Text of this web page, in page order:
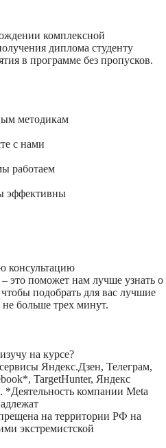
комплексной
диплома студенту
в программе без пропусков.
методикам
с нами
работаем
эффективны
консультацию
это поможет нам лучше узнать о
подобрать для вас лучшие
больше трех минут.
на курсе?
Яндекс.Дзен, Телеграм,
TargetHunter, Яндекс
компании Meta
на территории РФ на
экстремистской